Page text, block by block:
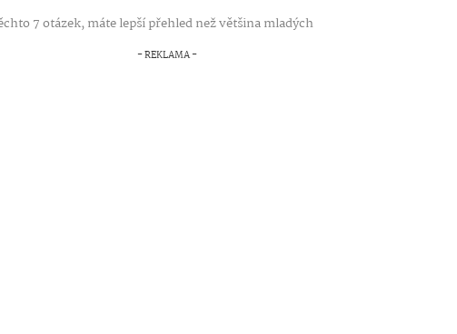
7 otázek, máte lepší přehled než většina mladých